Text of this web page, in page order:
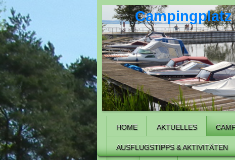
HOME AKTUELLES
AUSFLUGSTIPPS & AKTIVITÄTEN